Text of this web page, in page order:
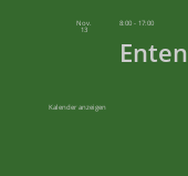
Nov.
13
8:00 -17:00
Kalender anzeigen